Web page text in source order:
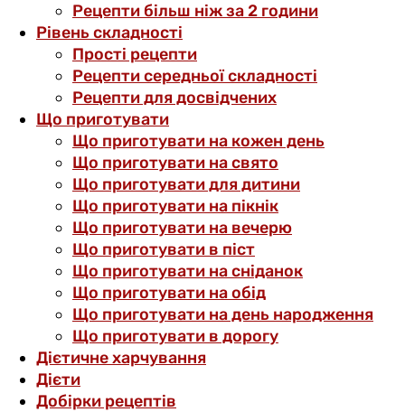
Рецепти більш ніж за 2 години
Рівень складності
Прості рецепти
Рецепти середньої складності
Рецепти для досвідчених
Що приготувати
Що приготувати на кожен день
Що приготувати на свято
Що приготувати для дитини
Що приготувати на пікнік
Що приготувати на вечерю
Що приготувати в піст
Що приготувати на сніданок
Що приготувати на обід
Що приготувати на день народження
Що приготувати в дорогу
Дієтичне харчування
Дієти
Добірки рецептів